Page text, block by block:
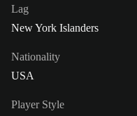
Lag
New York Islanders
Nationality
USA
Player Style